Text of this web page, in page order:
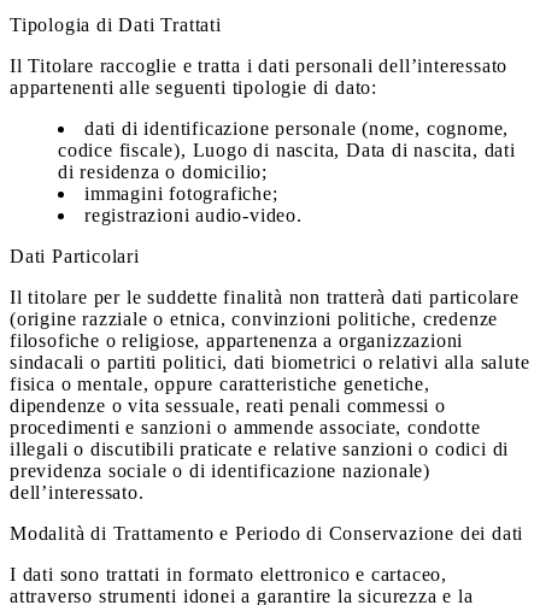
Tipologia di Dati Trattati
Il Titolare raccoglie e tratta i dati personali dell’interessato
appartenenti alle seguenti tipologie di dato:
dati di identificazione personale (nome, cognome,
codice fiscale), Luogo di nascita, Data di nascita, dati
di residenza o domicilio;
immagini fotografiche;
registrazioni audio-video.
Dati Particolari
Il titolare per le suddette finalità non tratterà dati particolare
(origine razziale o etnica, convinzioni politiche, credenze
filosofiche o religiose, appartenenza a organizzazioni
sindacali o partiti politici, dati biometrici o relativi alla salute
fisica o mentale, oppure caratteristiche genetiche,
dipendenze o vita sessuale, reati penali commessi o
procedimenti e sanzioni o ammende associate, condotte
illegali o discutibili praticate e relative sanzioni o codici di
previdenza sociale o di identificazione nazionale)
dell’interessato.
Modalità di Trattamento e Periodo di Conservazione dei dati
I dati sono trattati in formato elettronico e cartaceo,
attraverso strumenti idonei a garantire la sicurezza e la